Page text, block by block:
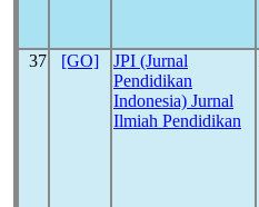
37 [GO]
JPI (Jurnal
Pendidikan
Indonesia) Jurnal
Ilmiah Pendidikan